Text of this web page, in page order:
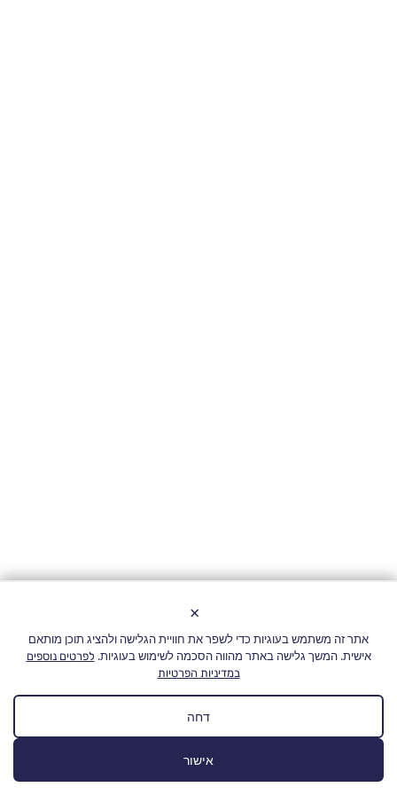
×
אתר זה משתמש בעוגיות כדי לשפר את חוויית הגלישה ולהציג תוכן מותאם
אישית. המשך גלישה באתר מהווה הסכמה לשימוש בעוגיות. לפרטים נוספים
במדיניות הפרטיות
דחה
אישור